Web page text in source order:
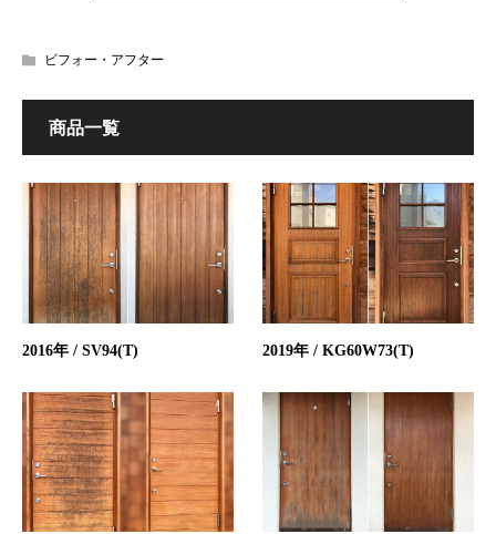
ビフォー・アフター
商品一覧
2016年 / SV94(T) 2019年 / KG60W73(T)